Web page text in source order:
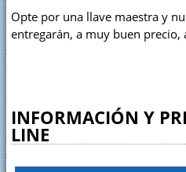
Opte por una llave maestra y
entregarán, a muy buen precio,
INFORMACIÓN Y
LINE